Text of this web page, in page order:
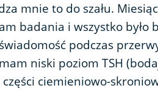
mnie to do szału.
badania i wszystko było
podczas
niski poziom TSH
części ciemieniowo-